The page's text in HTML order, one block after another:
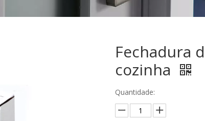
Fechadura
cozinha
Quantidade: